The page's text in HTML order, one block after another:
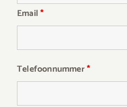
Email*
Telefoonnummer*